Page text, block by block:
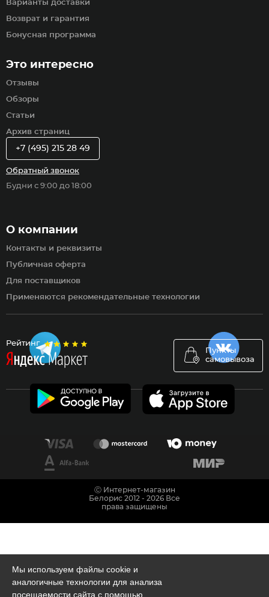
Рейтинг
Пункты
самовывоза
Варианты доставки
Возврат и гарантия
Бонусная программа
Это интересно
Отзывы
Обзоры
Статьи
Архив страниц
О компании
Контакты и реквизиты
Публичная оферта
Для поставщиков
Применяются рекомендательные технологии
+7 (495) 215 28 49
Обратный звонок
Будни с 9:00 до 18:00
Мы используем файлы cookie и
аналогичные технологии для анализа
посещаемости сайта с помощью
Ⓒ Интернет-магазин
Белорис 2012 - 2026 Все
права защищены